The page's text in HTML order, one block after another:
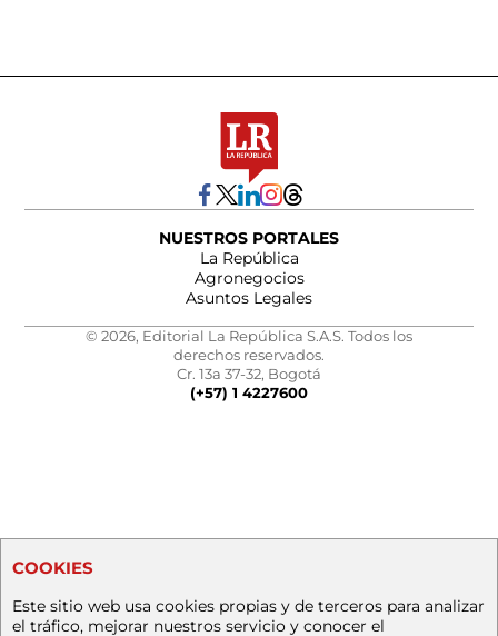
NUESTROS PORTALES
La República
Agronegocios
Asuntos Legales
© 2026, Editorial La República S.A.S. Todos los
derechos reservados.
Cr. 13a 37-32, Bogotá
(+57) 1 4227600
COOKIES
Este sitio web usa cookies propias y de terceros para analizar
el tráfico, mejorar nuestros servicio y conocer el